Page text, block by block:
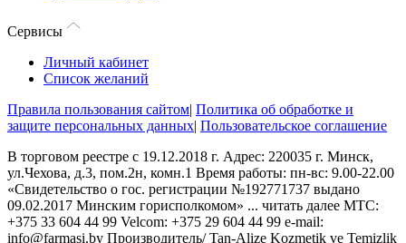
Сервисы
Личный кабинет
Список желаний
Правила пользования сайтом| Политика об обработке и
защите персональных данных| Пользовательское соглашение
В торговом реестре с 19.12.2018 г. Адрес: 220035 г. Минск,
ул.Чехова, д.3, пом.2н, комн.1 Время работы: пн-вс: 9.00-22.00
«Свидетельство о гос. регистрации №192771737 выдано
09.02.2017 Минским горисполкомом» ... читать далее МТС:
+375 33 604 44 99 Velcom: +375 29 604 44 99 e-mail:
info@farmasi.by Производитель/ Tan-Alize Kozmetik ve Temizlik